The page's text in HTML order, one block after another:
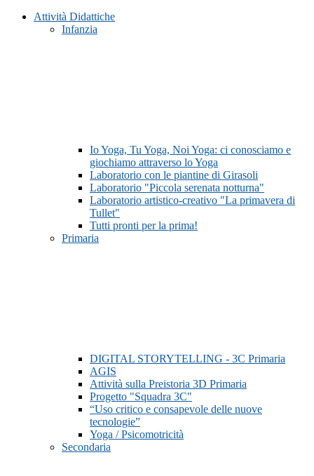
Attività Didattiche
Infanzia
Io Yoga, Tu Yoga, Noi Yoga: ci conosciamo e
giochiamo attraverso lo Yoga
Laboratorio con le piantine di Girasoli
Laboratorio "Piccola serenata notturna"
Laboratorio artistico-creativo "La primavera di
Tullet"
Tutti pronti per la prima!
Primaria
DIGITAL STORYTELLING - 3C Primaria
AGIS
Attività sulla Preistoria 3D Primaria
Progetto "Squadra 3C"
“Uso critico e consapevole delle nuove
tecnologie”
Yoga / Psicomotricità
Secondaria